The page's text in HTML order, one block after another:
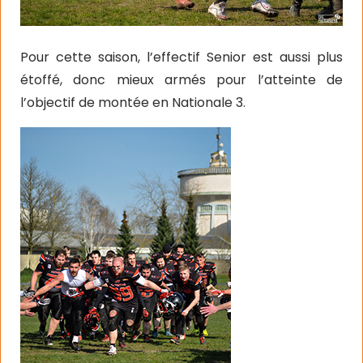
Pour cette saison, l’effectif Senior est aussi plus
étoffé, donc mieux armés pour l’atteinte de
l’objectif de montée en Nationale 3.